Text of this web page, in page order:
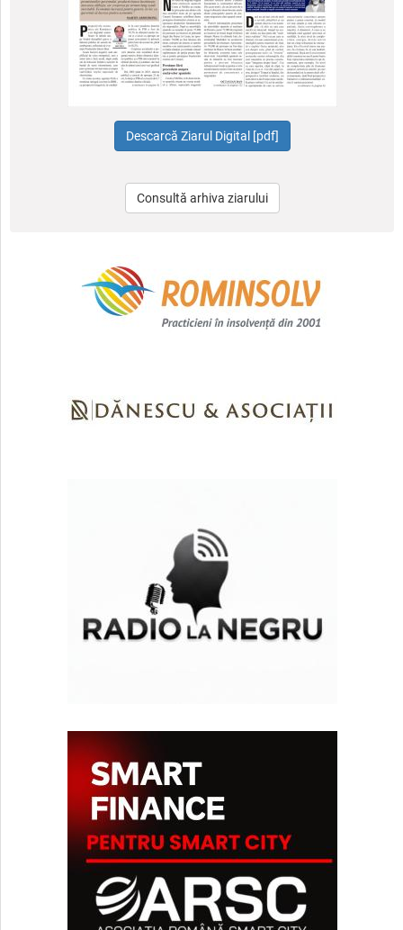
Consultă arhiva ziarului